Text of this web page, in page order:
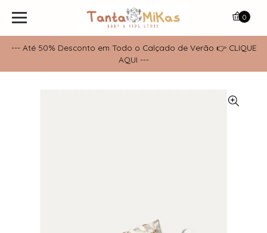
--- Até 50% Desconto em Todo o Calçado de Verão 👉 CLIQUE
AQUI ---
0